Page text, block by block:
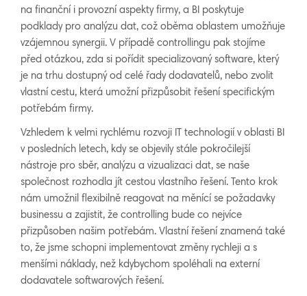
na finanční i provozní aspekty firmy, a BI poskytuje
podklady pro analýzu dat, což oběma oblastem umožňuje
vzájemnou synergii. V případě controllingu pak stojíme
před otázkou, zda si pořídit specializovaný software, který
je na trhu dostupný od celé řady dodavatelů, nebo zvolit
vlastní cestu, která umožní přizpůsobit řešení specifickým
potřebám firmy.
Vzhledem k velmi rychlému rozvoji IT technologií v oblasti BI
v posledních letech, kdy se objevily stále pokročilejší
nástroje pro sběr, analýzu a vizualizaci dat, se naše
společnost rozhodla jít cestou vlastního řešení. Tento krok
nám umožnil flexibilně reagovat na měnící se požadavky
businessu a zajistit, že controlling bude co nejvíce
přizpůsoben našim potřebám. Vlastní řešení znamená také
to, že jsme schopni implementovat změny rychleji a s
menšími náklady, než kdybychom spoléhali na externí
dodavatele softwarových řešení.